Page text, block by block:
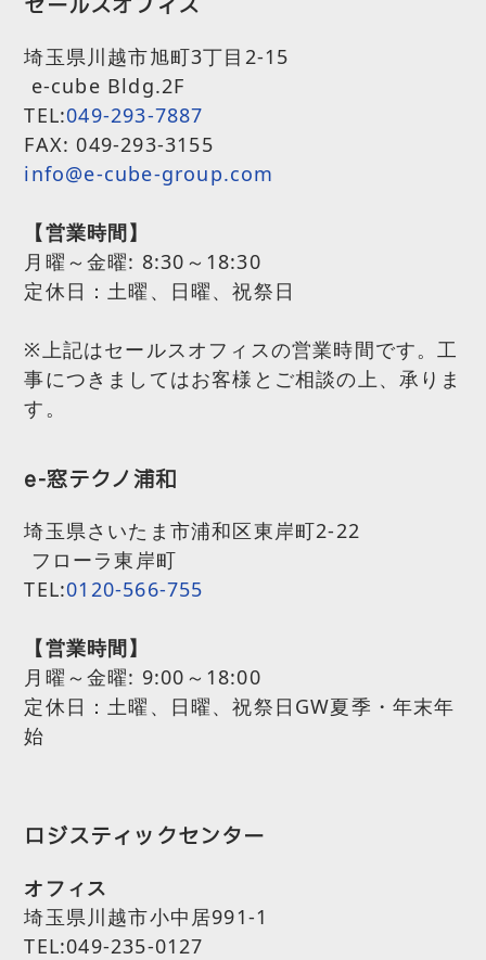
埼玉県川越市旭町3丁目2-15
e-cube Bldg.2F
TEL:049-293-7887
FAX: 049-293-3155
info@e-cube-group.com
【営業時間】
月曜～金曜: 8:30～18:30
定休日：土曜、日曜、祝祭日
※上記はセールスオフィスの営業時間です。工
事につきましてはお客様とご相談の上、承りま
す。
e-窓テクノ浦和
埼玉県さいたま市浦和区東岸町2-22
フローラ東岸町
TEL:0120-566-755
【営業時間】
月曜～金曜: 9:00～18:00
定休日：土曜、日曜、祝祭日GW夏季・年末年
始
ロジスティックセンター
オフィス
埼玉県川越市小中居991-1
TEL:049-235-0127